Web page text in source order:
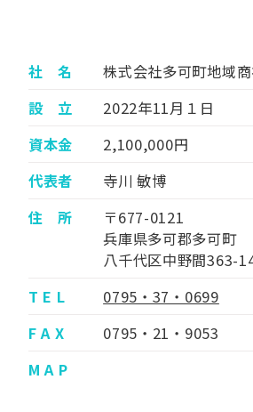
社 名
株式会社多可町地域商
設 立
2022年11月１日
資本金
2,100,000円
代表者
寺川 敏博
住 所
〒677-0121
兵庫県多可郡多可町
八千代区中野間363-
T E L
0795・37・0699
F A X
0795・21・9053
M A P